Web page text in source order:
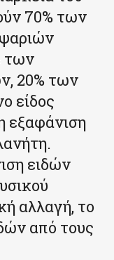
70% των
των
20% των
είδος
εξαφάνιση
ειδών
αλλαγή, το
από τους